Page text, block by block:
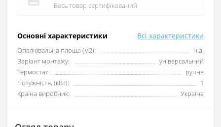
Основні характеристики Всі характеристики
Опалювальна площа (м2):
н.д.
Варіант монтажу:
універсальний
Термостат:
ручне
Потужність, (кВт):
1
Країна виробник:
Україна
Весь товар сертифікований